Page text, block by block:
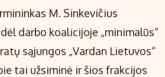
M. Sinkevičius
darbo koalicijoje „minimalūs“
sąjungos „Vardan Lietuvos“
tai užsiminė ir šios frakcijos